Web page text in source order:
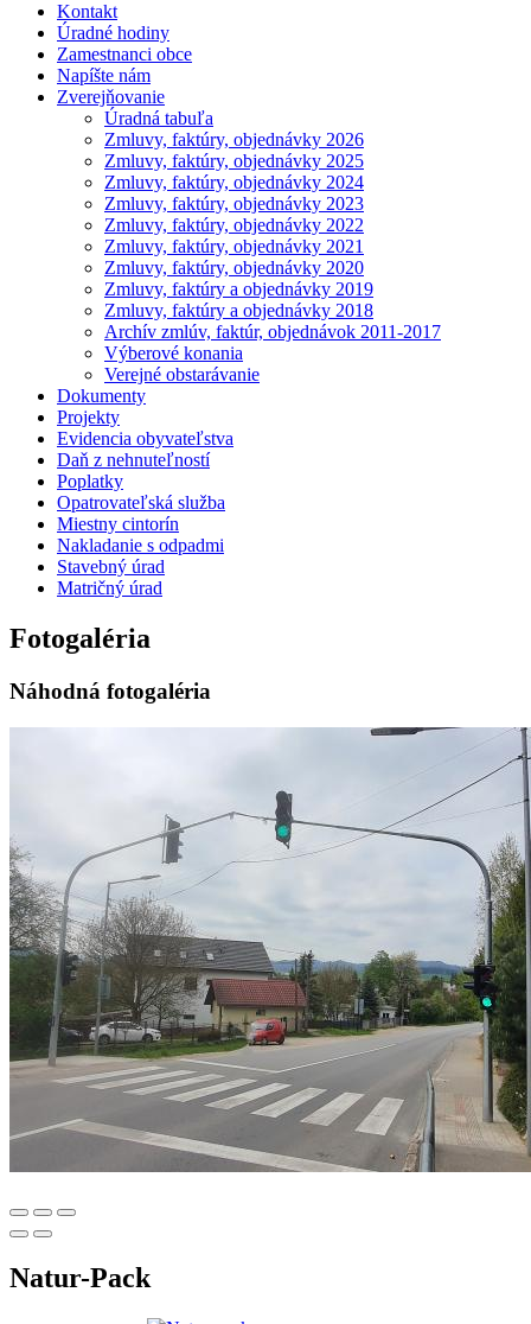
Kontakt
Úradné hodiny
Zamestnanci obce
Napíšte nám
Zverejňovanie
Úradná tabuľa
Zmluvy, faktúry, objednávky 2026
Zmluvy, faktúry, objednávky 2025
Zmluvy, faktúry, objednávky 2024
Zmluvy, faktúry, objednávky 2023
Zmluvy, faktúry, objednávky 2022
Zmluvy, faktúry, objednávky 2021
Zmluvy, faktúry, objednávky 2020
Zmluvy, faktúry a objednávky 2019
Zmluvy, faktúry a objednávky 2018
Archív zmlúv, faktúr, objednávok 2011-2017
Výberové konania
Verejné obstarávanie
Dokumenty
Projekty
Evidencia obyvateľstva
Daň z nehnuteľností
Poplatky
Opatrovateľská služba
Miestny cintorín
Nakladanie s odpadmi
Stavebný úrad
Matričný úrad
Fotogaléria
Náhodná fotogaléria
Natur-Pack